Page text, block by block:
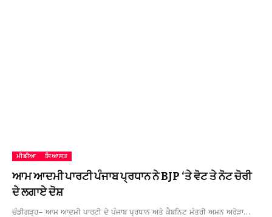
ਮੀਡੀਆ ਸਿਆਸਤ
ਆਮ ਆਦਮੀ ਪਾਰਟੀ ਪੰਜਾਬ ਪ੍ਰਧਾਨ ਨੇ BJP ‘ਤੇ ਵੋਟ ਤੇ ਨੋਟ ਚੋਰੀ
ਦੇ ਲਗਾਏ ਦੋਸ਼
ਚੰਡੀਗੜ੍ਹ– ਆਮ ਆਦਮੀ ਪਾਰਟੀ ਦੇ ਪੰਜਾਬ ਪ੍ਰਧਾਨ ਅਤੇ ਕੈਬਨਿਟ ਮੰਤਰੀ ਅਮਨ ਅਰੋੜਾ…